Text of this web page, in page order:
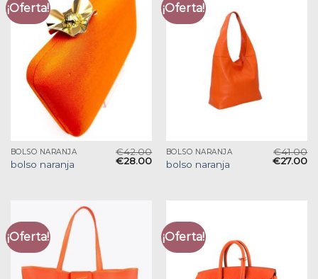
¡Oferta!
BOLSO NARANJA
bolso naranja
€42.00
€28.00
¡Oferta!
BOLSO NARANJA
bolso naranja
€41.00
€27.00
¡Oferta! ¡Oferta!